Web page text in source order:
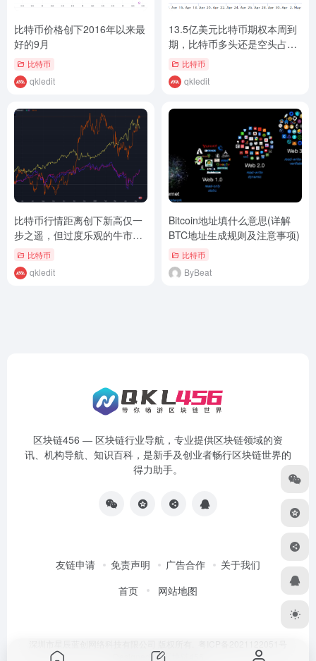
比特币价格创下2016年以来最
好的9月
比特币
qkledit
13.5亿美元比特币期权本周到
期，比特币多头还是空头占据
上风？
比特币
qkledit
比特币行情距离创下新高仅一
步之遥，但过度乐观的牛市预
示着市场过热
比特币
qkledit
Bitcoin地址填什么意思(详解
BTC地址生成规则及注意事项)
比特币
ByBeat
区块链456 — 区块链行业导航，专业提供区块链领域的资
讯、机构导航、知识百科，是新手及创业者畅行区块链世界的
得力助手。
友链申请 免责声明 广告合作
关于我们
首页
网站地图
Designed by区块链456